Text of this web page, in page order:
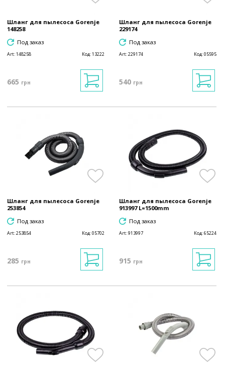
Шланг для пылесоса Gorenje
148258
Под заказ
Art:148258 Код:13222
665 грн
Шланг для пылесоса Gorenje
229174
Под заказ
Art:229174 Код:05595
540 грн
Шланг для пылесоса Gorenje
253854
Под заказ
Art:253854 Код:05702
285 грн
Шланг для пылесоса Gorenje
913997 L=1500mm
Под заказ
Art:913997 Код:65224
915 грн